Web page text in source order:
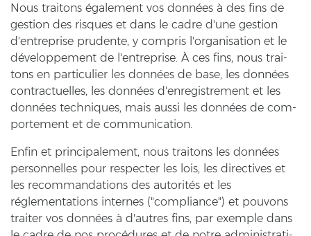
Nous trai­tons également vos données à des fins de
ge­s­ti­on des ris­ques et dans le cadre d'une ge­s­ti­on
d'en­t­re­pri­se pru­den­te, y com­pris l'or­ga­ni­sa­ti­on et le
développement de l'en­t­re­pri­se. À ces fins, nous trai­
tons en par­ti­cu­lier les données de base, les données
con­trac­tu­el­les, les données d'en­re­gis­tre­ment et les
données tech­ni­ques, mais aussi les données de com­
porte­ment et de com­mu­ni­ca­ti­on.
Enfin et prin­ci­pa­le­ment, nous trai­tons les données
per­son­nel­les pour re­spec­ter les lois, les di­rec­ti­ves et
les re­com­man­da­ti­ons des autorités et les
réglementations in­ter­nes ("com­pli­ance") et pou­vons
trai­ter vos données à d'autres fins, par ex­emp­le dans